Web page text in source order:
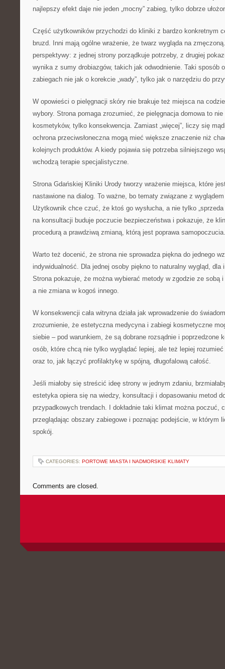
najlepszy efekt daje nie jeden „mocny” zabieg, tylko dobrze
Część użytkowników przychodzi do kliniki z bardzo konkretnym
bruzd. Inni mają ogólne wrażenie, że twarz wygląda na
perspektywy: z jednej strony porządkuje potrzeby, z drugiej
wynika z sumy drobiazgów, takich jak odwodnienie. Taki sposób
zabiegach nie jak o korekcie „wady”, tylko jak o narzędziu do
W opowieści o pielęgnacji skóry nie brakuje też miejsca na
wybory. Strona pomaga zrozumieć, że pielęgnacja domowa to
kosmetyków, tylko konsekwencja. Zamiast „więcej”, liczy się
ochrona przeciwsłoneczna mogą mieć większe znaczenie niż
kolejnych produktów. A kiedy pojawia się potrzeba silniejszego
wchodzą terapie specjalistyczne.
Strona Gdańskiej Kliniki Urody tworzy wrażenie miejsca, które
nastawione na dialog. To ważne, bo tematy związane z
Użytkownik chce czuć, że ktoś go wysłucha, a nie tylko
na konsultacji buduje poczucie bezpieczeństwa i pokazuje, że
procedurą a prawdziwą zmianą, którą jest poprawa samopoczucia.
Warto też docenić, że strona nie sprowadza piękna do jednego
indywidualność. Dla jednej osoby piękno to naturalny wygląd, dla
Strona pokazuje, że można wybierać metody w zgodzie ze sobą
a nie zmiana w kogoś innego.
W konsekwencji cała witryna działa jak wprowadzenie do
zrozumienie, że estetyczna medycyna i zabiegi kosmetyczne
siebie – pod warunkiem, że są dobrane rozsądnie i poprzedzone
osób, które chcą nie tylko wyglądać lepiej, ale też lepiej
oraz to, jak łączyć profilaktykę w spójną, długofalową całość.
Jeśli miałoby się streścić ideę strony w jednym zdaniu,
estetyka opiera się na wiedzy, konsultacji i dopasowaniu metod
przypadkowych trendach. I dokładnie taki klimat można poczuć,
przeglądając obszary zabiegowe i poznając podejście, w którym
spokój.
CATEGORIES: PORTOWE MIASTA I NADMORSKIE KLIMATY
Comments are closed.